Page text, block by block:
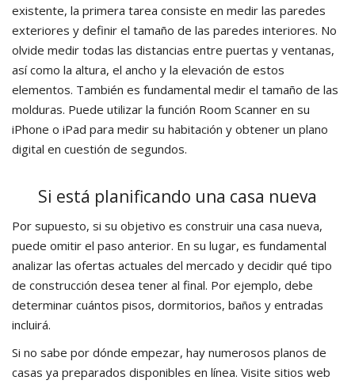
existente, la primera tarea consiste en medir las paredes
exteriores y definir el tamaño de las paredes interiores. No
olvide medir todas las distancias entre puertas y ventanas,
así como la altura, el ancho y la elevación de estos
elementos. También es fundamental medir el tamaño de las
molduras. Puede utilizar la función Room Scanner en su
iPhone o iPad para medir su habitación y obtener un plano
digital en cuestión de segundos.
Si está planificando una casa nueva
Por supuesto, si su objetivo es construir una casa nueva,
puede omitir el paso anterior. En su lugar, es fundamental
analizar las ofertas actuales del mercado y decidir qué tipo
de construcción desea tener al final. Por ejemplo, debe
determinar cuántos pisos, dormitorios, baños y entradas
incluirá.
Si no sabe por dónde empezar, hay numerosos planos de
casas ya preparados disponibles en línea. Visite sitios web